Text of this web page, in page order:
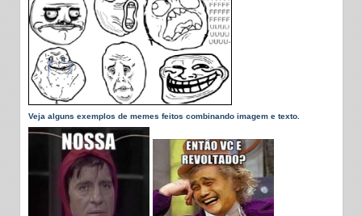
Veja alguns exemplos de memes feitos combinando imagem e texto.